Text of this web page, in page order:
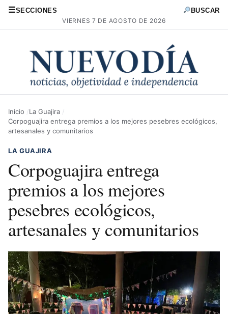
☰SECCIONES
VIERNES 7 DE AGOSTO DE 2026
BUSCAR
Inicio
La Guajira
Corpoguajira entrega premios a los mejores pesebres ecológicos,
artesanales y comunitarios
LA GUAJIRA
Corpoguajira entrega
premios a los mejores
pesebres ecológicos,
artesanales y comunitarios